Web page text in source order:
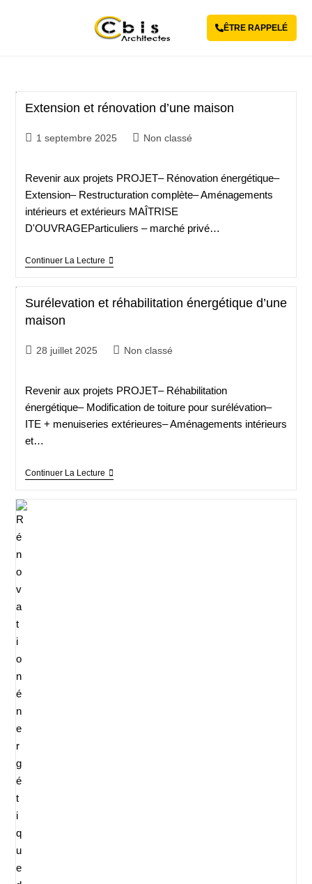
ÊTRE RAPPELÉ
Extension et rénovation d’une maison
1 septembre 2025 Non classé
Revenir aux projets PROJET– Rénovation énergétique–
Extension– Restructuration complète– Aménagements
intérieurs et extérieurs MAÎTRISE
D'OUVRAGEParticuliers – marché privé…
Continuer La Lecture
Surélevation et réhabilitation énergétique d’une
maison
28 juillet 2025 Non classé
Revenir aux projets PROJET– Réhabilitation
énergétique– Modification de toiture pour surélévation–
ITE + menuiseries extérieures– Aménagements intérieurs
et…
Continuer La Lecture